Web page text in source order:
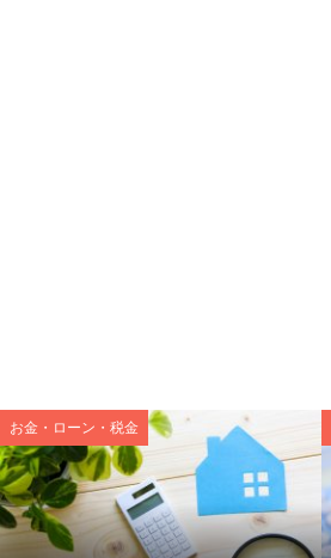
お金・ローン・税金